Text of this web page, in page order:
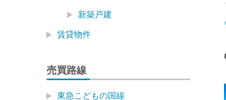
新築戸建
賃貸物件
売買路線
東急こどもの国線